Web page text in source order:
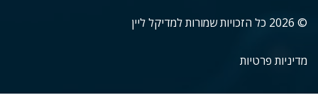
© 2026 כל הזכויות שמורות למדיקל ליין
מדיניות פרטיות